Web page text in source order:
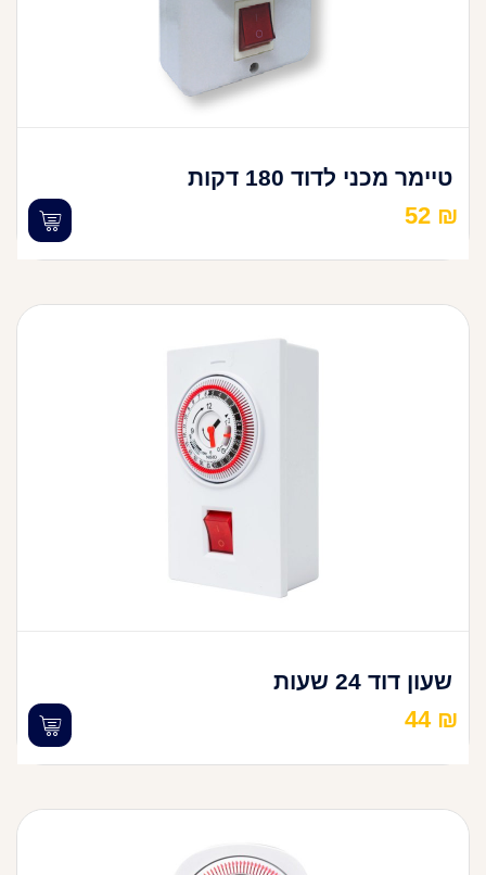
טיימר מכני לדוד 180 דקות
52 ₪
שעון דוד 24 שעות
44 ₪